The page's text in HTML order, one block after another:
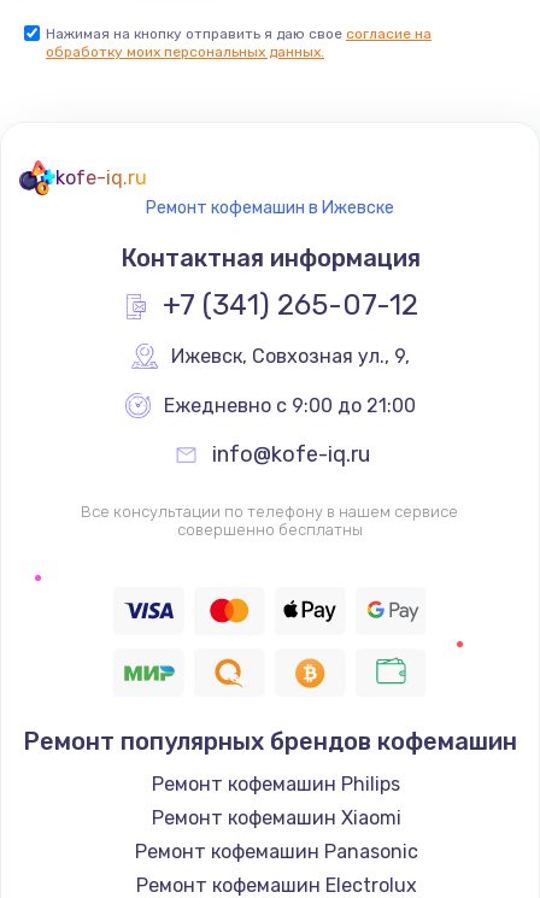
Нажимая на кнопку отправить я даю свое согласие на
обработку моих персональных данных.
kofe-iq.ru
Ремонт кофемашин в Ижевске
Контактная информация
+7 (341) 265-07-12
Ижевск, Совхозная ул., 9,
Ежедневно с 9:00 до 21:00
info@kofe-iq.ru
Все консультации по телефону в нашем сервисе
совершенно бесплатны
Ремонт популярных брендов кофемашин
Ремонт кофемашин Philips
Ремонт кофемашин Xiaomi
Ремонт кофемашин Panasonic
Ремонт кофемашин Electrolux